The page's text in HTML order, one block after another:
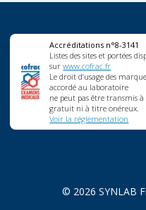
Accréditations n°8-3141
Listes des sites et portées
surwww.cofrac.fr
Le droit d’usage des
accordé au laboratoire
ne peut pas être transmis
gratuit ni à titre onéreux.
Voir la réglementation
© 2026 SYNLAB